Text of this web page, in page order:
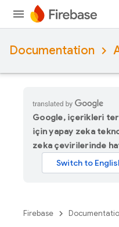
Documentation
Google, içerikleri
için yapay zeka
zeka çevirilerinde
Firebase